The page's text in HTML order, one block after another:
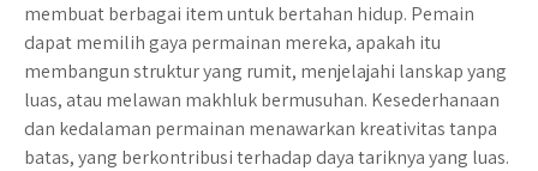
membuat berbagai item untuk bertahan hidup. Pemain
dapat memilih gaya permainan mereka, apakah itu
membangun struktur yang rumit, menjelajahi lanskap yang
luas, atau melawan makhluk bermusuhan. Kesederhanaan
dan kedalaman permainan menawarkan kreativitas tanpa
batas, yang berkontribusi terhadap daya tariknya yang luas.